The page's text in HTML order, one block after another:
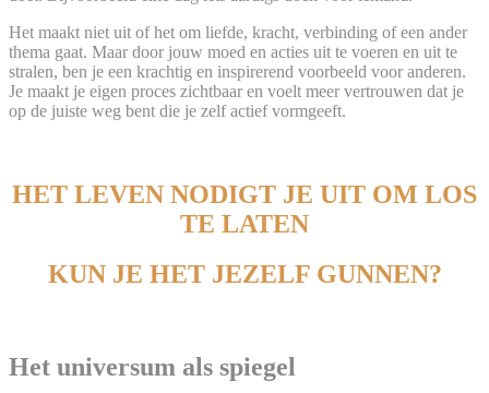
Het maakt niet uit of het om liefde, kracht, verbinding of een ander
thema gaat. Maar door jouw moed en acties uit te voeren en uit te
stralen, ben je een krachtig en inspirerend voorbeeld voor anderen.
Je maakt je eigen proces zichtbaar en voelt meer vertrouwen dat je
op de juiste weg bent die je zelf actief vormgeeft.
HET LEVEN NODIGT JE UIT OM LOS
TE LATEN
KUN JE HET JEZELF GUNNEN?
Het universum als spiegel